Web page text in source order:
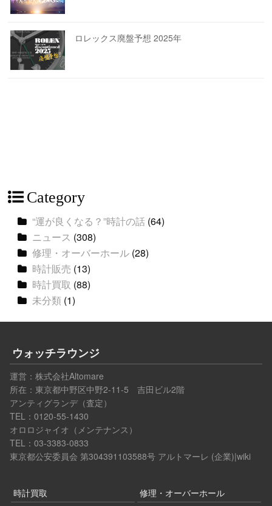
ロレックス廃盤予想 2025年
Category
“運が良くなる？”時計の話 (64)
ニュース (308)
修理・オーバーホール (28)
時計販売 (13)
時計買取 (88)
未分類 (1)
ウォッチラウンジ
運営： 株式会社Altomare
所在：東京都中野区中野2-11-5 吉田ビル2階
アンティグランデ（査定）
TEL：0120-55-1430
オロロジャイオ（メンテナンス）
TEL：03-3383-0833
東京都公安委員会 第304391103588号 アルトマーレ (企業)|wiki
時計買取 修理・オーバーホール